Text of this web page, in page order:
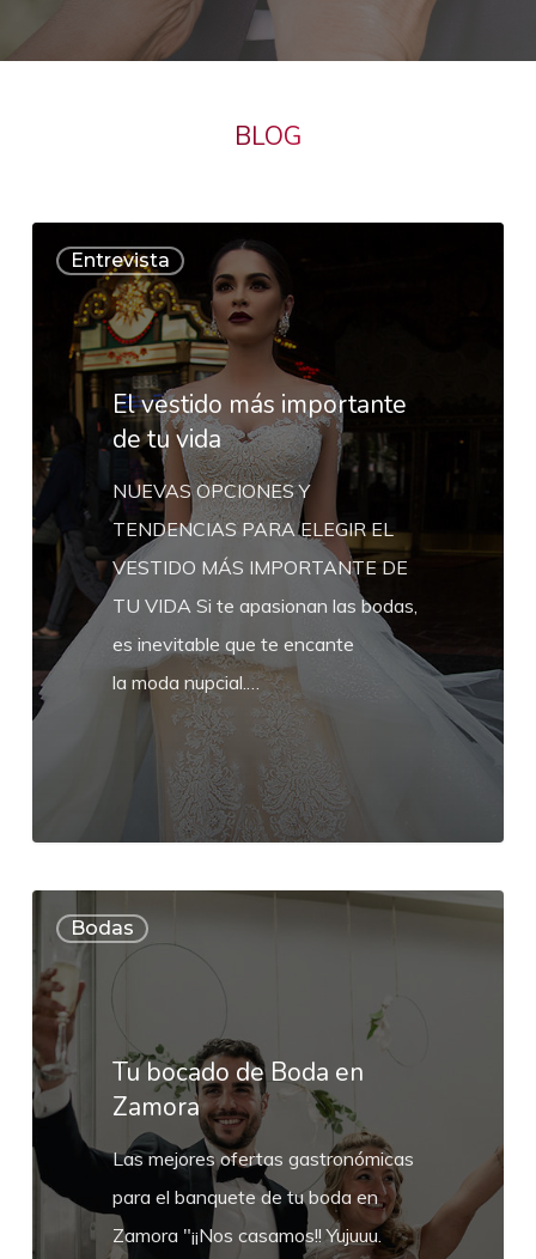
BLOG
Entrevista
vestido
importante
vida
El vestido más importante
de tu vida
NUEVAS OPCIONES Y
TENDENCIAS PARA ELEGIR EL
VESTIDO MÁS IMPORTANTE DE
TU VIDA Si te apasionan las bodas,
es inevitable que te encante
la moda nupcial.…
Bodas
bocado
de
Boda
en
Zamora
Tu bocado de Boda en
Zamora
Las mejores ofertas gastronómicas
para el banquete de tu boda en
Zamora "¡¡Nos casamos!! Yujuuu.